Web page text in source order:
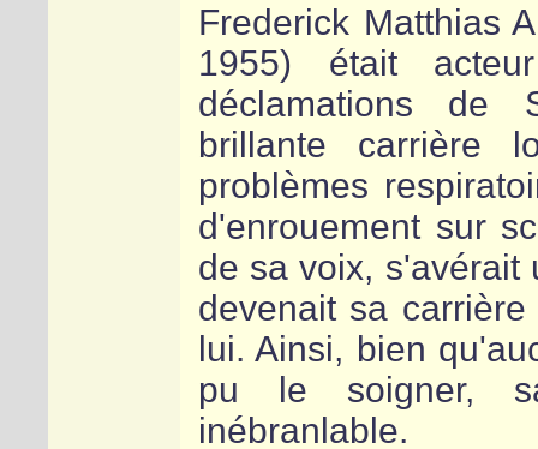
Frederick Matthias
1955) était
déclamations de
brillante carrière
problèmes
d'enrouement sur
de sa voix, s'avérait
devenait sa
lui. Ainsi, bien
pu le soigner,
inébranlable.